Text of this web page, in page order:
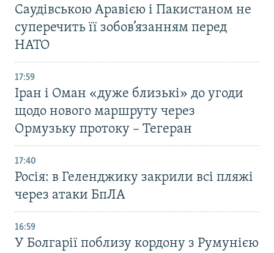
Саудівською Аравією і Пакистаном не
суперечить її зобов’язанням перед
НАТО
17:59
Іран і Оман «дуже близькі» до угоди
щодо нового маршруту через
Ормузьку протоку – Тегеран
17:40
Росія: в Геленджику закрили всі пляжі
через атаки БпЛА
16:59
У Болгарії поблизу кордону з Румунією